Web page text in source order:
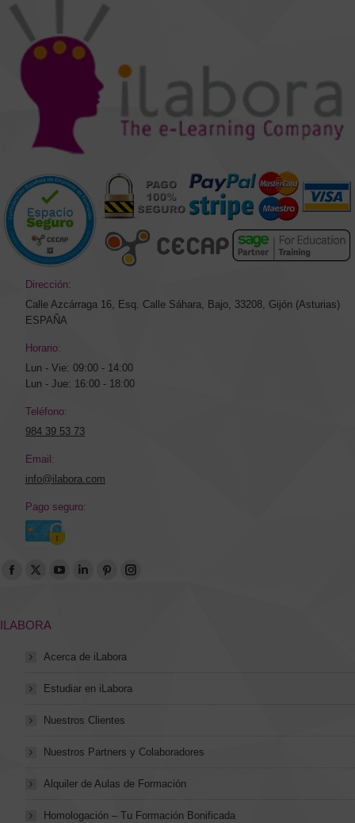
Dirección:
Calle Azcárraga 16, Esq. Calle Sáhara, Bajo, 33208, Gijón (Asturias)
ESPAÑA
Horario:
Lun - Vie: 09:00 - 14:00
Lun - Jue: 16:00 - 18:00
Teléfono:
984 39 53 73
Email:
info@ilabora.com
Pago seguro:
Encuéntranos en:
en
nueva
ventana/pestaña
en
nueva
ventana/pestaña
nueva
ventana/pestaña
nueva
ventana/pestaña
Abrir
nueva
ventana/pestaña
Abrir
ILABORA
Acerca de iLabora
Estudiar en iLabora
Nuestros Clientes
Nuestros Partners y Colaboradores
Alquiler de Aulas de Formación
Homologación – Tu Formación Bonificada